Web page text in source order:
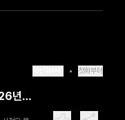
첫화부터
년